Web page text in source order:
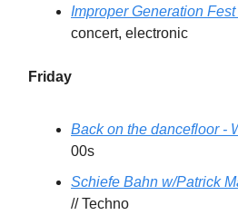
Improper Generation
concert, electronic
Friday
Back on the dancefloor -
00s
Schiefe Bahn w/Patrick
// Techno